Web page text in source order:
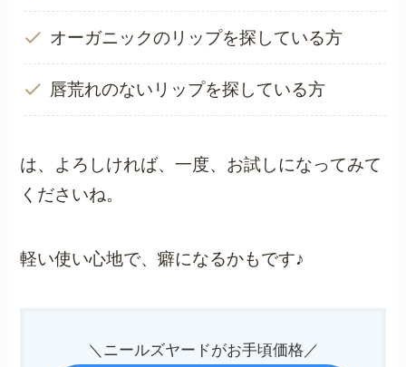
オーガニックのリップを探している方
唇荒れのないリップを探している方
は、よろしければ、一度、お試しになってみて
くださいね。
軽い使い心地で、癖になるかもです♪
＼ニールズヤードがお手頃価格／